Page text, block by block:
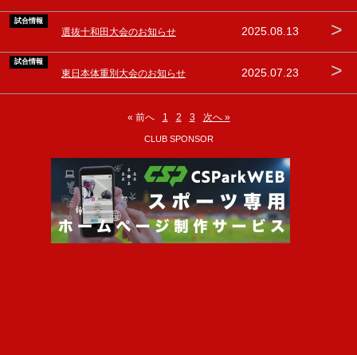
試合情報
選抜十和田大会のお知らせ 2025.08.13 >
試合情報
東日本体重別大会のお知らせ 2025.07.23 >
« 前へ 1 2 3 次へ »
CLUB SPONSOR